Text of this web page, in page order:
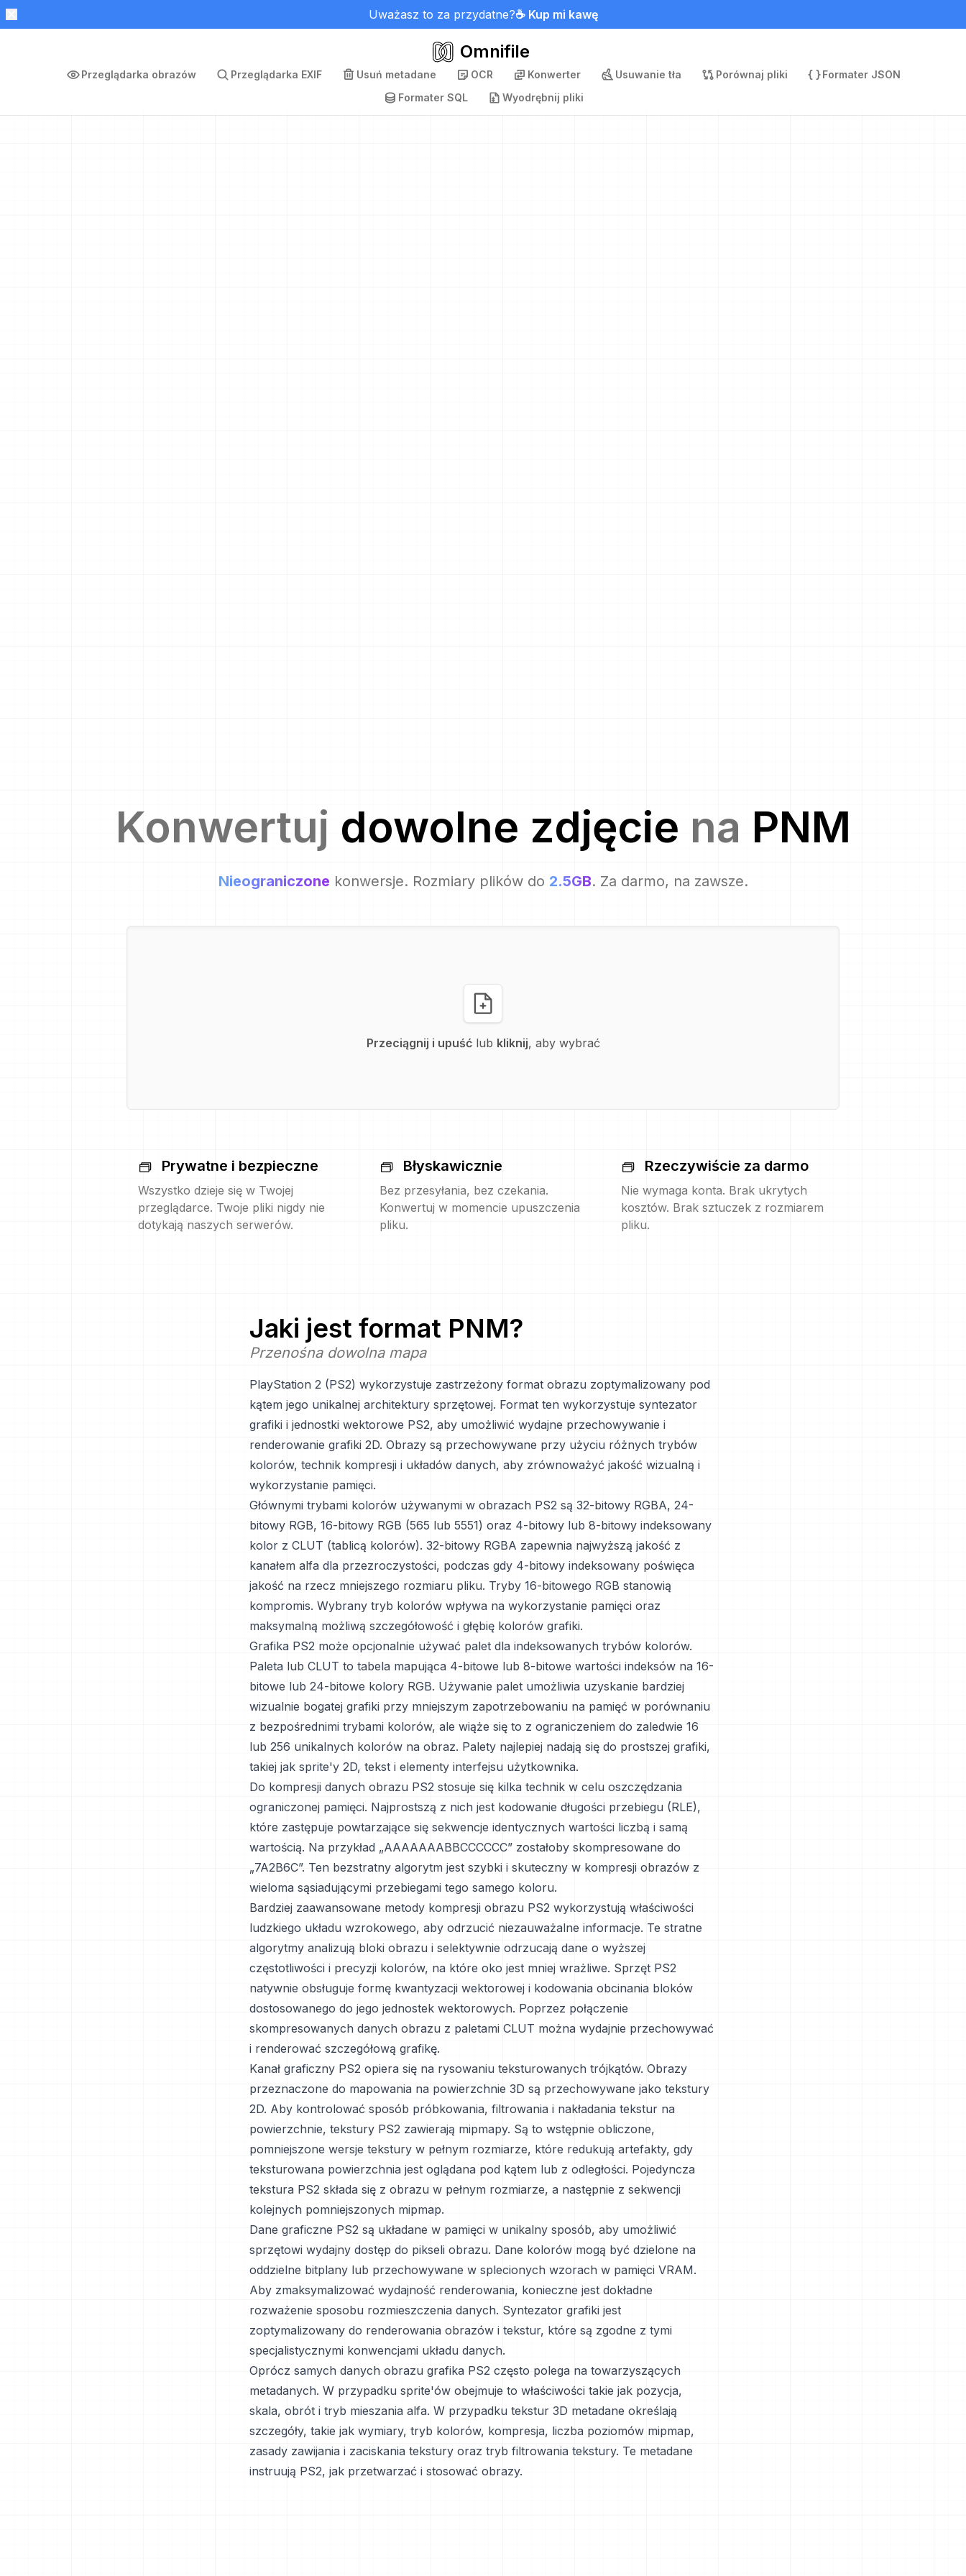
Uważasz to za przydatne?☕ Kup mi kawę
Omnifile
Przeglądarka obrazów Przeglądarka EXIF Usuń metadane OCR Konwerter Usuwanie tła Porównaj pliki
Formater JSON
Formater SQL
Wyodrębnij pliki
Konwertuj dowolne zdjęcie na PNM
Nieograniczone konwersje. Rozmiary plików do 2.5GB. Za darmo, na zawsze.
Przeciągnij i upuść lub kliknij, aby wybrać
Prywatne i bezpieczne
Wszystko dzieje się w Twojej
przeglądarce. Twoje pliki nigdy nie
dotykają naszych serwerów.
Błyskawicznie
Bez przesyłania, bez czekania.
Konwertuj w momencie upuszczenia
pliku.
Rzeczywiście za darmo
Nie wymaga konta. Brak ukrytych
kosztów. Brak sztuczek z rozmiarem
pliku.
Jaki jest format PNM?
Przenośna dowolna mapa
PlayStation 2 (PS2) wykorzystuje zastrzeżony format obrazu zoptymalizowany pod
kątem jego unikalnej architektury sprzętowej. Format ten wykorzystuje syntezator
grafiki i jednostki wektorowe PS2, aby umożliwić wydajne przechowywanie i
renderowanie grafiki 2D. Obrazy są przechowywane przy użyciu różnych trybów
kolorów, technik kompresji i układów danych, aby zrównoważyć jakość wizualną i
wykorzystanie pamięci.
Głównymi trybami kolorów używanymi w obrazach PS2 są 32-bitowy RGBA, 24-
bitowy RGB, 16-bitowy RGB (565 lub 5551) oraz 4-bitowy lub 8-bitowy indeksowany
kolor z CLUT (tablicą kolorów). 32-bitowy RGBA zapewnia najwyższą jakość z
kanałem alfa dla przezroczystości, podczas gdy 4-bitowy indeksowany poświęca
jakość na rzecz mniejszego rozmiaru pliku. Tryby 16-bitowego RGB stanowią
kompromis. Wybrany tryb kolorów wpływa na wykorzystanie pamięci oraz
maksymalną możliwą szczegółowość i głębię kolorów grafiki.
Grafika PS2 może opcjonalnie używać palet dla indeksowanych trybów kolorów.
Paleta lub CLUT to tabela mapująca 4-bitowe lub 8-bitowe wartości indeksów na 16-
bitowe lub 24-bitowe kolory RGB. Używanie palet umożliwia uzyskanie bardziej
wizualnie bogatej grafiki przy mniejszym zapotrzebowaniu na pamięć w porównaniu
z bezpośrednimi trybami kolorów, ale wiąże się to z ograniczeniem do zaledwie 16
lub 256 unikalnych kolorów na obraz. Palety najlepiej nadają się do prostszej grafiki,
takiej jak sprite'y 2D, tekst i elementy interfejsu użytkownika.
Do kompresji danych obrazu PS2 stosuje się kilka technik w celu oszczędzania
ograniczonej pamięci. Najprostszą z nich jest kodowanie długości przebiegu (RLE),
które zastępuje powtarzające się sekwencje identycznych wartości liczbą i samą
wartością. Na przykład „AAAAAAABBCCCCCC” zostałoby skompresowane do
„7A2B6C”. Ten bezstratny algorytm jest szybki i skuteczny w kompresji obrazów z
wieloma sąsiadującymi przebiegami tego samego koloru.
Bardziej zaawansowane metody kompresji obrazu PS2 wykorzystują właściwości
ludzkiego układu wzrokowego, aby odrzucić niezauważalne informacje. Te stratne
algorytmy analizują bloki obrazu i selektywnie odrzucają dane o wyższej
częstotliwości i precyzji kolorów, na które oko jest mniej wrażliwe. Sprzęt PS2
natywnie obsługuje formę kwantyzacji wektorowej i kodowania obcinania bloków
dostosowanego do jego jednostek wektorowych. Poprzez połączenie
skompresowanych danych obrazu z paletami CLUT można wydajnie przechowywać
i renderować szczegółową grafikę.
Kanał graficzny PS2 opiera się na rysowaniu teksturowanych trójkątów. Obrazy
przeznaczone do mapowania na powierzchnie 3D są przechowywane jako tekstury
2D. Aby kontrolować sposób próbkowania, filtrowania i nakładania tekstur na
powierzchnie, tekstury PS2 zawierają mipmapy. Są to wstępnie obliczone,
pomniejszone wersje tekstury w pełnym rozmiarze, które redukują artefakty, gdy
teksturowana powierzchnia jest oglądana pod kątem lub z odległości. Pojedyncza
tekstura PS2 składa się z obrazu w pełnym rozmiarze, a następnie z sekwencji
kolejnych pomniejszonych mipmap.
Dane graficzne PS2 są układane w pamięci w unikalny sposób, aby umożliwić
sprzętowi wydajny dostęp do pikseli obrazu. Dane kolorów mogą być dzielone na
oddzielne bitplany lub przechowywane w splecionych wzorach w pamięci VRAM.
Aby zmaksymalizować wydajność renderowania, konieczne jest dokładne
rozważenie sposobu rozmieszczenia danych. Syntezator grafiki jest
zoptymalizowany do renderowania obrazów i tekstur, które są zgodne z tymi
specjalistycznymi konwencjami układu danych.
Oprócz samych danych obrazu grafika PS2 często polega na towarzyszących
metadanych. W przypadku sprite'ów obejmuje to właściwości takie jak pozycja,
skala, obrót i tryb mieszania alfa. W przypadku tekstur 3D metadane określają
szczegóły, takie jak wymiary, tryb kolorów, kompresja, liczba poziomów mipmap,
zasady zawijania i zaciskania tekstury oraz tryb filtrowania tekstury. Te metadane
instruują PS2, jak przetwarzać i stosować obrazy.